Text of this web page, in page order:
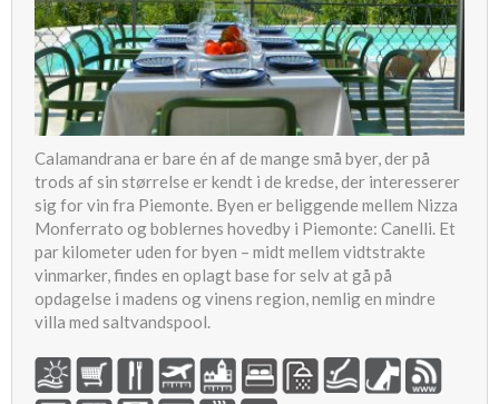
Calamandrana er bare én af de mange små byer, der på
trods af sin størrelse er kendt i de kredse, der interesserer
sig for vin fra Piemonte. Byen er beliggende mellem Nizza
Monferrato og boblernes hovedby i Piemonte: Canelli. Et
par kilometer uden for byen – midt mellem vidtstrakte
vinmarker, findes en oplagt base for selv at gå på
opdagelse i madens og vinens region, nemlig en mindre
villa med saltvandspool.